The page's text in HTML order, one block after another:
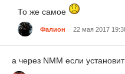
То же самое
Фалион 22 мая 2017
а через NMM если